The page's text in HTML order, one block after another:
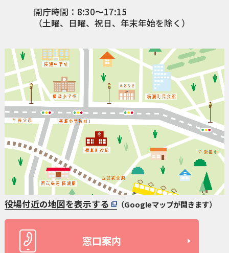
開庁時間：8:30〜17:15
（土曜、日曜、祝日、年末年始を除く）
役場付近の地図を表示する （Googleマップが開きます）
窓口案内